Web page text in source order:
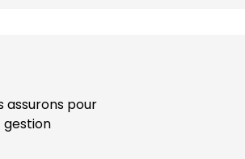
assurons pour
gestion